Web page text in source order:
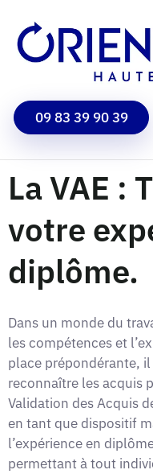
09 83 39 90 39
La VAE :
votre
diplôme.
Dans un monde du
les compétences et
place prépondérante,
reconnaître les acquis
Validation des Acquis
en tant que dispositif
l’expérience en
permettant à tout